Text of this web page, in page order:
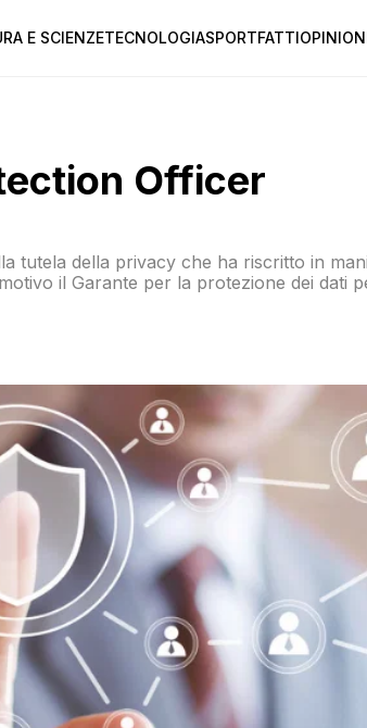
E SCIENZETECNOLOGIASPORTFATTI
Officer
tutela della privacy che ha riscritto in
il Garante per la protezione dei dati